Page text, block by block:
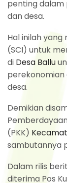
penting dalam
dan desa.
Hal inilah
(SCI) untuk
di Desa Ballu
perekonomian
desa.
Demikian
(PKK)
sambutannya
Dalam rilis
diterima Pos